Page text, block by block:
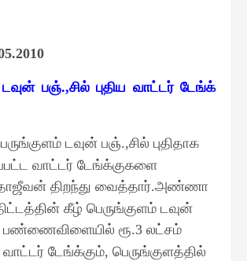
டவுன் பஞ்.,சில் புதிய வாட்டர் டேங்க்
டவுன் பஞ்.,சில் புதிதாக
வாட்டர் டேங்க்குகளை
திறந்து வைத்தார்.அண்ணா
கீழ் பெருங்குளம் டவுன்
பண்ணைவிளையில் ரூ.3 லட்சம்
வாட்டர் டேங்க்கும், பெருங்குளத்தில்